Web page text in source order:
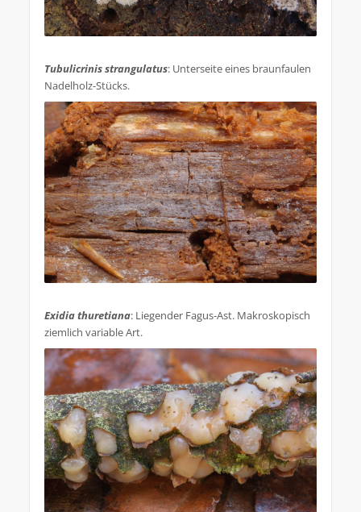
Tubulicrinis strangulatus: Unterseite eines braunfaulen
Nadelholz-Stücks.
Exidia thuretiana: Liegender Fagus-Ast. Makroskopisch
ziemlich variable Art.